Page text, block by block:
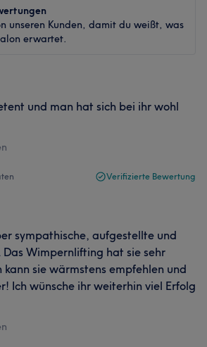
unseren Kunden, damit du weißt, was
erwartet.
und man hat sich bei ihr wohl
Verifizierte Bewertung
sympathische, aufgestellte und
Das Wimpernlifting hat sie sehr
kann sie wärmstens empfehlen und
Ich wünsche ihr weiterhin viel Erfolg